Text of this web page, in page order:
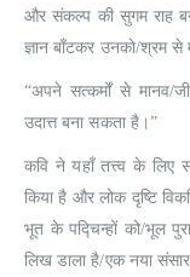
और संकल्प की सुगम राह
ज्ञान बाँटकर उनको/श्रम
“अपने सत्कर्मों से मानव/
उदात्त बना सकता है।”
कवि ने यहाँ तत्त्व के लिए
किया है और लोक दृष्टि
भूत के पद्चिन्हों को/भूल
लिख डाला है/एक नया